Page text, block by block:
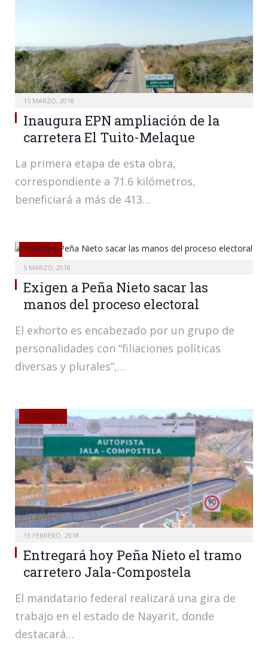
15 MARZO, 2018
Inaugura EPN ampliación de la
carretera El Tuito-Melaque
La primera etapa de esta obra,
correspondiente a 71.6 kilómetros,
beneficiará a más de 413…
POLÍTICA
5 MARZO, 2018
Exigen a Peña Nieto sacar las
manos del proceso electoral
El exhorto es encabezado por un grupo de
personalidades con “filiaciones políticas
diversas y plurales”,…
ESTATALES
13 FEBRERO, 2018
Entregará hoy Peña Nieto el tramo
carretero Jala-Compostela
El mandatario federal realizará una gira de
trabajo en el estado de Nayarit, donde
destacará…